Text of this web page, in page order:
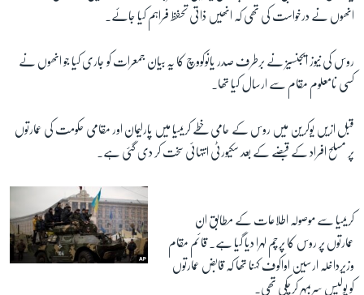
انھوں نے درخواست کی تھی کہ انھیں ذاتی تحفظ فراہم کیا جائے۔
روس کی نیوز ایجنسیز نے برطرف صدر یانوکووچ کا یہ بیان جمعرات کو جاری کیا جو انھوں نے
کسی نامعلوم مقام سے ارسال کیا تھا۔
قبل ازیں یوکرین میں روس کے حامی خطے کریمیا میں پارلیمان اور مقامی حکومت کی عمارتوں
پر مسلح افراد کے قبضے کے بعد سکیورٹی انتہائی سخت کر دی گئی ہے۔
کریمیا سے موصولہ اطلاعات کے مطابق ان
عمارتوں پر روس کا پرچم لہرا دیا گیا ہے۔ قائم مقام
وزیرداخلہ ارسین اواکوف کہنا تھا کہ قابض عمارتوں
کو پولیس سربمہر کرچکی تھی۔